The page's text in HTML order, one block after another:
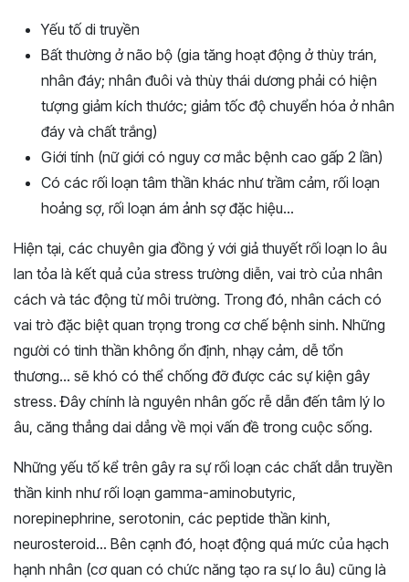
Yếu tố di truyền
Bất thường ở não bộ (gia tăng hoạt động ở thùy trán,
nhân đáy; nhân đuôi và thùy thái dương phải có hiện
tượng giảm kích thước; giảm tốc độ chuyển hóa ở nhân
đáy và chất trắng)
Giới tính (nữ giới có nguy cơ mắc bệnh cao gấp 2 lần)
Có các rối loạn tâm thần khác như trầm cảm, rối loạn
hoảng sợ, rối loạn ám ảnh sợ đặc hiệu…
Hiện tại, các chuyên gia đồng ý với giả thuyết rối loạn lo âu
lan tỏa là kết quả của stress trường diễn, vai trò của nhân
cách và tác động từ môi trường. Trong đó, nhân cách có
vai trò đặc biệt quan trọng trong cơ chế bệnh sinh. Những
người có tinh thần không ổn định, nhạy cảm, dễ tổn
thương… sẽ khó có thể chống đỡ được các sự kiện gây
stress. Đây chính là nguyên nhân gốc rễ dẫn đến tâm lý lo
âu, căng thẳng dai dẳng về mọi vấn đề trong cuộc sống.
Những yếu tố kể trên gây ra sự rối loạn các chất dẫn truyền
thần kinh như rối loạn gamma-aminobutyric,
norepinephrine, serotonin, các peptide thần kinh,
neurosteroid… Bên cạnh đó, hoạt động quá mức của hạch
hạnh nhân (cơ quan có chức năng tạo ra sự lo âu) cũng là